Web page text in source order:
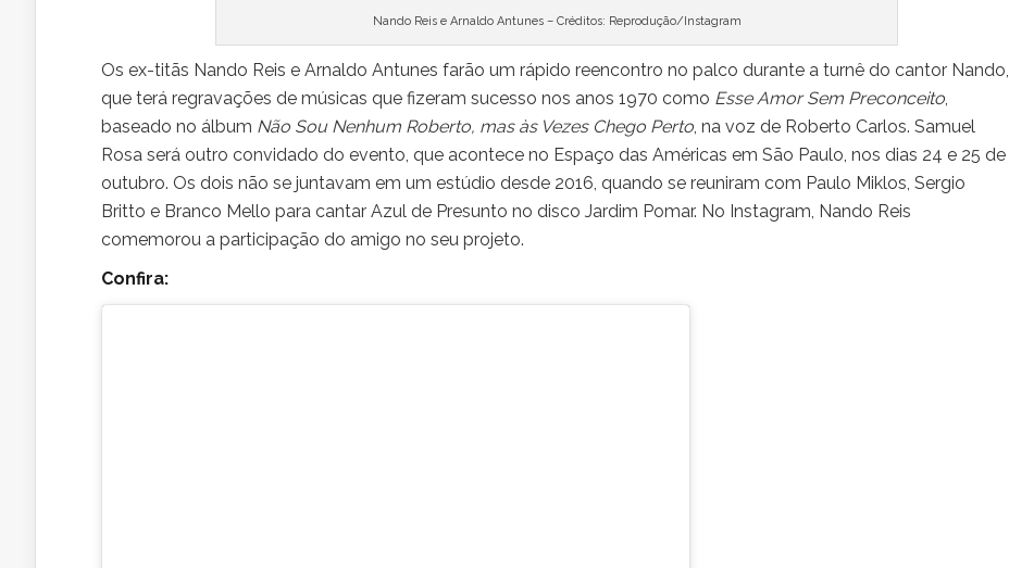
Nando Reis e Arnaldo Antunes – Créditos: Reprodução/Instagram
Os ex-titãs Nando Reis e Arnaldo Antunes farão um rápido reencontro no palco durante a turnê do cantor Nando,
que terá regravações de músicas que fizeram sucesso nos anos 1970 como Esse Amor Sem Preconceito,
baseado no álbum Não Sou Nenhum Roberto, mas às Vezes Chego Perto, na voz de Roberto Carlos. Samuel
Rosa será outro convidado do evento, que acontece no Espaço das Américas em São Paulo, nos dias 24 e 25 de
outubro. Os dois não se juntavam em um estúdio desde 2016, quando se reuniram com Paulo Miklos, Sergio
Britto e Branco Mello para cantar Azul de Presunto no disco Jardim Pomar. No Instagram, Nando Reis
comemorou a participação do amigo no seu projeto.
Confira: